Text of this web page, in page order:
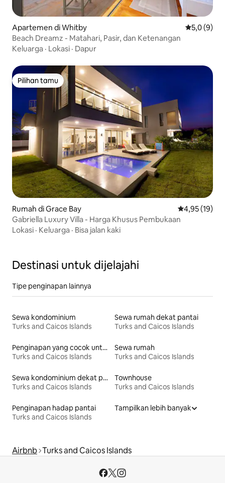
Apartemen di Whitby Nilai rata-
5,0 (9)
Beach Dreamz - Matahari, Pasir, dan Ketenangan
Keluarga · Lokasi · Dapur
Pilihan tamu
Pilihan tamu
Rumah di Grace Bay Nilai rata-rata
4,95 (19)
Gabriella Luxury Villa - Harga Khusus Pembukaan
Lokasi · Keluarga · Bisa jalan kaki
Destinasi untuk dijelajahi
Tipe penginapan lainnya
Sewa kondominium
Turks and Caicos Islands
Sewa rumah dekat pantai
Turks and Caicos Islands
Penginapan yang cocok untuk keluarga
Turks and Caicos Islands
Sewa rumah
Turks and Caicos Islands
Sewa kondominium dekat pantai
Turks and Caicos Islands
Townhouse
Turks and Caicos Islands
Penginapan hadap pantai
Turks and Caicos Islands
Tampilkan lebih banyak
Airbnb Turks and Caicos Islands